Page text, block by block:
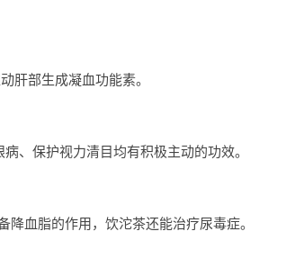
肝部生成凝血功能素。
、保护视力清目均有积极主动的功效。
血脂的作用，饮沱茶还能治疗尿毒症。